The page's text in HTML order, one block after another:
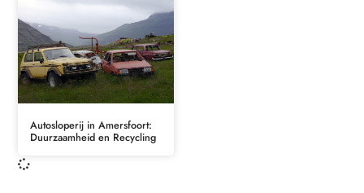
Autosloperij in Amersfoort:
Duurzaamheid en Recycling